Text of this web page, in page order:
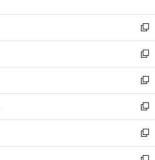
開
く
ウ
で
開
く
ン
ド
ウ
で
開
く
ウ
ィ
ン
ド
ウ
で
開
く
新
し
い
ウ
ィ
ン
ド
ウ
で
開
新
し
い
ウ
ィ
ン
ド
ウ
新
し
い
ウ
ィ
ン
新
し
い
ウ
新
し